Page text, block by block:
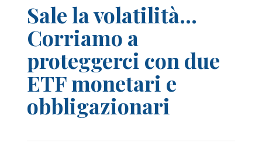
Sale la volatilità...
Corriamo a
proteggerci con due
ETF monetari e
obbligazionari